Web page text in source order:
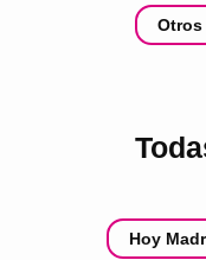
Otros
Hoy